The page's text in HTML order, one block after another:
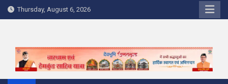
Skip
to
Thursday, August 6, 2026